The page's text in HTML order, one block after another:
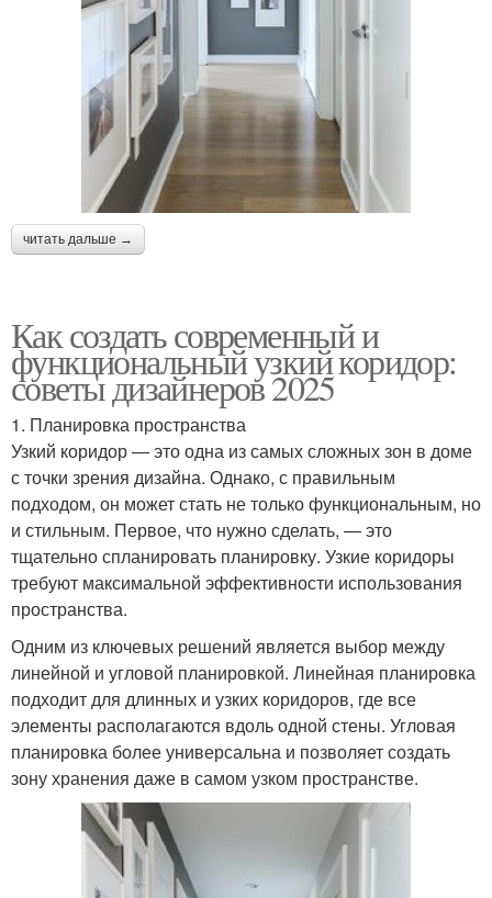
читать дальше →
Как создать современный и
функциональный узкий коридор:
советы дизайнеров 2025
1. Планировка пространства
Узкий коридор — это одна из самых сложных зон в доме
с точки зрения дизайна. Однако, с правильным
подходом, он может стать не только функциональным, но
и стильным. Первое, что нужно сделать, — это
тщательно спланировать планировку. Узкие коридоры
требуют максимальной эффективности использования
пространства.
Одним из ключевых решений является выбор между
линейной и угловой планировкой. Линейная планировка
подходит для длинных и узких коридоров, где все
элементы располагаются вдоль одной стены. Угловая
планировка более универсальна и позволяет создать
зону хранения даже в самом узком пространстве.